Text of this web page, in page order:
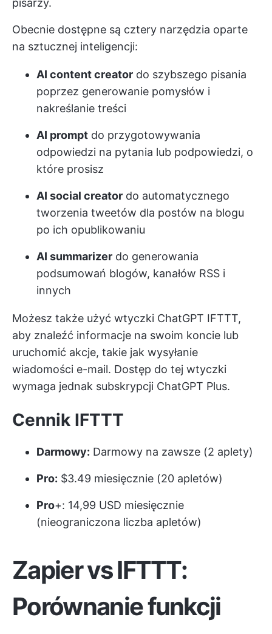
pisarzy.
Obecnie dostępne są cztery narzędzia oparte
na sztucznej inteligencji:
AI content creator do szybszego pisania
poprzez generowanie pomysłów i
nakreślanie treści
AI prompt do przygotowywania
odpowiedzi na pytania lub podpowiedzi, o
które prosisz
AI social creator do automatycznego
tworzenia tweetów dla postów na blogu
po ich opublikowaniu
AI summarizer do generowania
podsumowań blogów, kanałów RSS i
innych
Możesz także użyć wtyczki ChatGPT IFTTT,
aby znaleźć informacje na swoim koncie lub
uruchomić akcje, takie jak wysyłanie
wiadomości e-mail. Dostęp do tej wtyczki
wymaga jednak subskrypcji ChatGPT Plus.
Cennik IFTTT
Darmowy: Darmowy na zawsze (2 aplety)
Pro: $3.49 miesięcznie (20 apletów)
Pro+: 14,99 USD miesięcznie
(nieograniczona liczba apletów)
Zapier vs IFTTT:
Porównanie funkcji